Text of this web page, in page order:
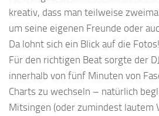
kreativ, dass man teilweise
um seine eigenen Freunde oder
Da lohnt sich ein Blick auf die
Für den richtigen Beat sorgte der
innerhalb von fünf Minuten von
Charts zu wechseln – natürlich
Mitsingen (oder zumindest lautem